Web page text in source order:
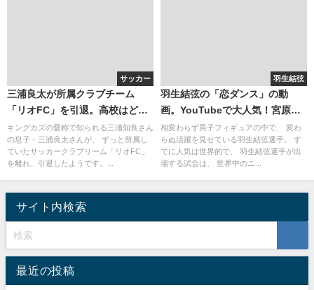
サッカー
三浦良太が所属クラブチーム
「リオFC」を引退。高校はど
こ？学校のサッカー部には所属
しない
キングカズの愛称で知られる三浦知良さん
の息子・三浦良太さんが、 ずっと所属し
ていたサッカークラブリーム「リオFC」
を離れ、引退したようです。...
羽生結弦
羽生結弦の「恋ダンス」の動
画。YouTubeで大人気！宮原知
子と星野源の映像は？（画像）
相変わらず男子フィギュアの中で、 変わ
らぬ活躍を見せている羽生結弦選手。 す
でに人気は世界的で、 羽生結弦選手が出
場する試合は、 世界中のニ...
サイト内検索
最近の投稿